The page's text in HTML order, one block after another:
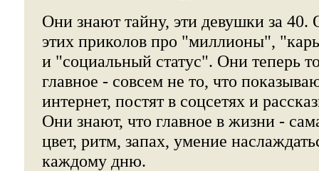
Они знают тайну, эти девушки за
этих приколов про "миллионы",
и "социальный статус". Они теперь
главное - совсем не то, что
интернет, постят в соцсетях и
Они знают, что главное в жизни -
цвет, ритм, запах, умение
каждому дню.